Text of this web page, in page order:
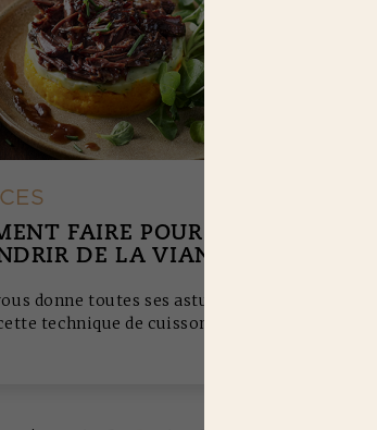
FAIRE POUR
DE LA VIANDE ?
donne toutes ses astuces pour
technique de cuisson.